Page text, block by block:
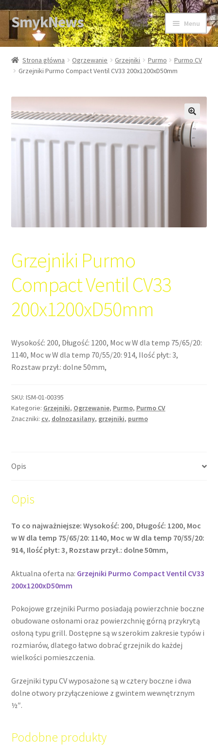
Przejdź
do
nawigacji
Przejdź
do
treści
SmykNews Menu
Strona główna
Strona główna Ogrzewanie Grzejniki Purmo
Purmo CV
Grzejniki Purmo Compact Ventil CV33 200x1200xD50mm
Grzejniki Purmo
Compact Ventil CV33
200x1200xD50mm
Wysokość: 200, Długość: 1200, Moc w W dla temp 75/65/20:
1140, Moc w W dla temp 70/55/20: 914, Ilość płyt: 3,
Rozstaw przył.: dolne 50mm,
SKU: ISM-01-00395
Kategorie: Grzejniki, Ogrzewanie, Purmo, Purmo CV
Znaczniki: cv, dolnozasilany, grzejniki, purmo
Opis
Opis
To co najważniejsze: Wysokość: 200, Długość: 1200, Moc
w W dla temp 75/65/20: 1140, Moc w W dla temp 70/55/20:
914, Ilość płyt: 3, Rozstaw przył.: dolne 50mm,
Aktualna oferta na: Grzejniki Purmo Compact Ventil CV33
200x1200xD50mm
Pokojowe grzejniki Purmo posiadają powierzchnie boczne
obudowane osłonami oraz powierzchnię górną przykrytą
osłoną typu grill. Dostępne są w szerokim zakresie typów i
rozmiarów, dlatego łatwo dobrać grzejnik do każdej
wielkości pomieszczenia.
Grzejniki typu CV wyposażone są w cztery boczne i dwa
dolne otwory przyłączeniowe z gwintem wewnętrznym
½″.
Podobne produkty